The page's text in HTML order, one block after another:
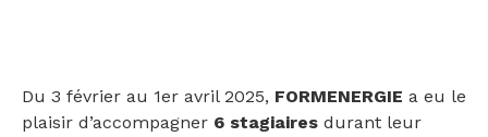
Du 3 février au 1er avril 2025, FORMENERGIE a eu le
plaisir d’accompagner 6 stagiaires durant leur